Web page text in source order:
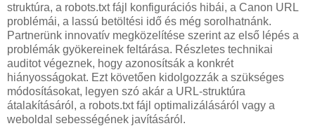
struktúra, a robots.txt fájl konfigurációs hibái, a Canon URL
problémái, a lassú betöltési idő és még sorolhatnánk.
Partnerünk innovatív megközelítése szerint az első lépés a
problémák gyökereinek feltárása. Részletes technikai
auditot végeznek, hogy azonosítsák a konkrét
hiányosságokat. Ezt követően kidolgozzák a szükséges
módosításokat, legyen szó akár a URL-struktúra
átalakításáról, a robots.txt fájl optimalizálásáról vagy a
weboldal sebességének javításáról.